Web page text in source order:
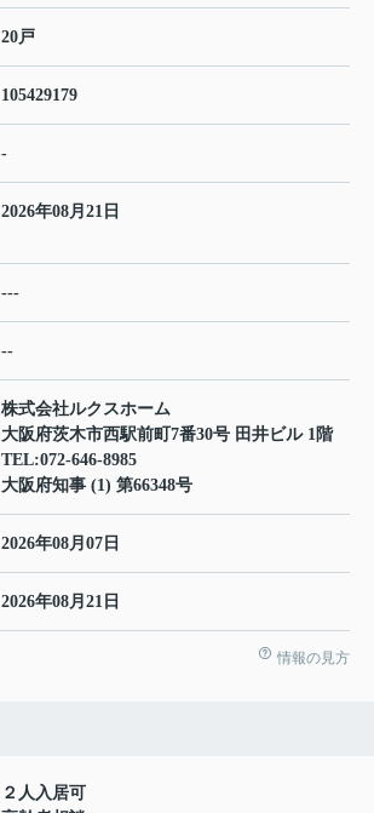
20戸
105429179
-
2026年08月21日
---
--
株式会社ルクスホーム
大阪府茨木市西駅前町7番30号 田井ビル 1階
TEL:072-646-8985
大阪府知事 (1) 第66348号
2026年08月07日
2026年08月21日
情報の見方
２人入居可